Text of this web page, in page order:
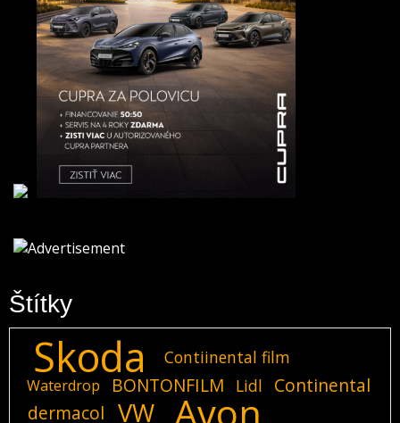
Štítky
Skoda Contiinental film
Waterdrop BONTONFILM Lidl
Continental
dermacol
VW